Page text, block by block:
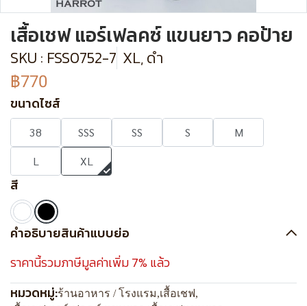
เสื้อเชฟ แอร์เฟลคซ์ แขนยาว คอป้าย
SKU : FSS0752-7 XL, ดำ
฿770
ขนาดไซส์
38 SSS SS S
M
L
XL
สี
คำอธิบายสินค้าแบบย่อ
ราคานี้รวมภาษีมูลค่าเพิ่ม 7% แล้ว
หมวดหมู่:ร้านอาหาร / โรงแรม,เสื้อเชฟ,